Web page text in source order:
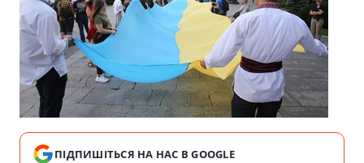
ПІДПИШІТЬСЯ НА НАС В GOOGLE